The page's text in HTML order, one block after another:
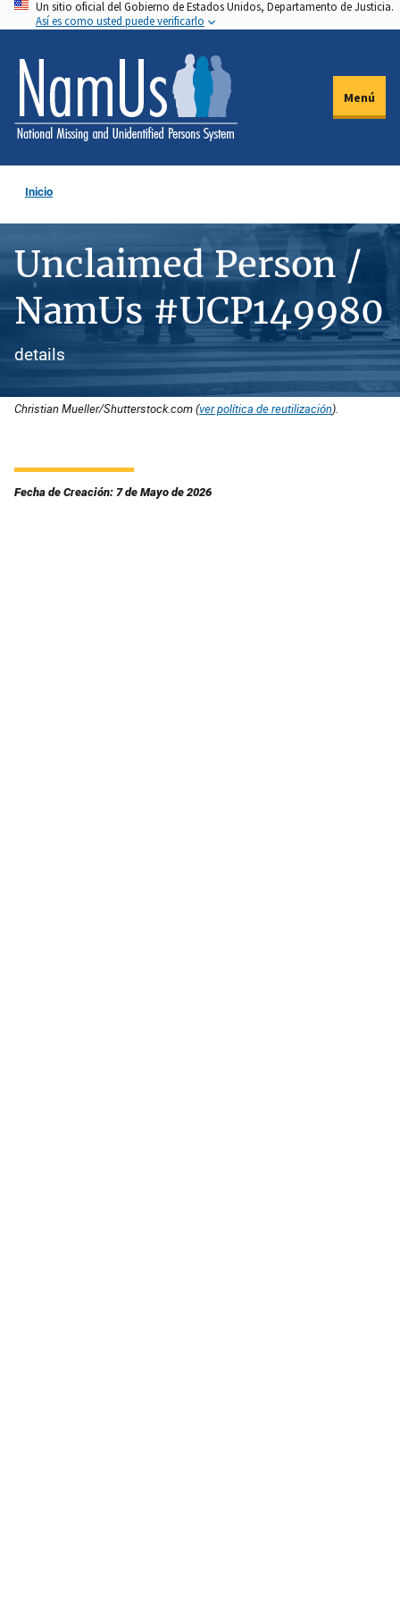
Pasar
al
contenido
principal
Un sitio oficial del Gobierno de Estados Unidos, Departamento de Justicia.
Así es como usted puede verificarlo
Menú
Inicio
Unclaimed Person /
NamUs #UCP149980
details
Christian Mueller/Shutterstock.com (ver política de reutilización).
Fecha de Creación: 7 de Mayo de 2026